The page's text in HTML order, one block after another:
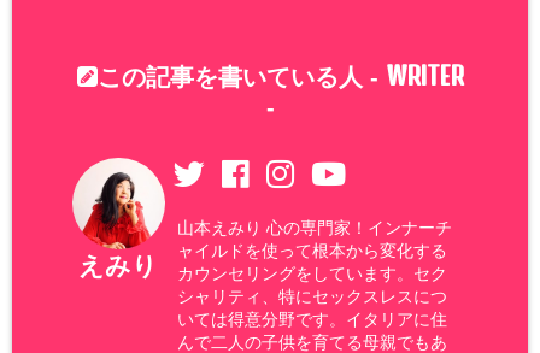
この記事を書いている人 - WRITER
-
えみり
山本えみり 心の専門家！インナーチ
ャイルドを使って根本から変化する
カウンセリングをしています。セク
シャリティ、特にセックスレスにつ
いては得意分野です。イタリアに住
んで二人の子供を育てる母親でもあ